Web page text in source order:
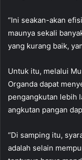
“Ini seakan-akan
maunya sekali
yang kurang baik,
Untuk itu, melalui
Organda dapat
pengangkutan lebih
angkutan pangan
“Di samping itu,
adalah selain